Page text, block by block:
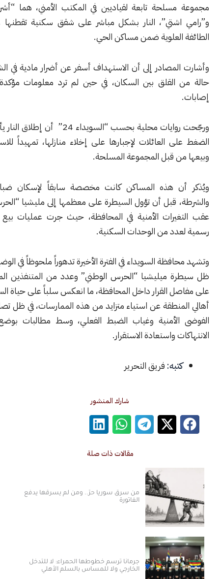
مسلحة تابعة لقياديين في المكتب الأمني، هما “أشرف جمول”
اشتي”، النار بشكل مباشر على شقق سكنية تقطنها عائلات من
العلوية ضمن مساكن الحي.
إلى أن الاستهداف أسفر عن أضرار مادية في الشقق، وسط
القلق بين السكان، في حين لم ترد معلومات مؤكدة عن وقوع
ورجّحت روايات محلية بحسب “السويداء 24” أن إطلاق النار يأتي في سياق
العائلات لإجبارها على إخلاء منازلها، تمهيداً للاستيلاء عليها
قبل المجموعة المسلحة.
هذه المساكن كانت مخصصة سابقاً لإسكان ضباط الجيش
قبل أن تؤول السيطرة على معظمها إلى مليشيا “الحرس الوطني”
الأمنية في المحافظة، حيث جرت عمليات بيع وتوزيع غير
من الوحدات السكنية.
السويداء في الفترة الأخيرة تدهوراً ملحوظاً في الوضع الأمني، في
ميليشيا “الحرس الوطني” وعدد من المتنفذين المرتبطين بها
القرار داخل المحافظة، ما انعكس سلباً على حياة السكان. ويعبر
عن استياء متزايد من هذه الممارسات، في ظل تصاعد حوادث
الأمنية وغياب الضبط الفعلي، وسط مطالبات بوضع حد لهذه
واستعادة الاستقرار.
فريق التحرير
شارك المنشور
مقالات ذات صلة
من سرق سوريا حرّ.. ومن لم يسرقها يدفع
الفاتورة
جرمانا ترسم خطوطها الحمراء: لا للتدخل
الخارجي ولا للمساس بالسلم الأهلي